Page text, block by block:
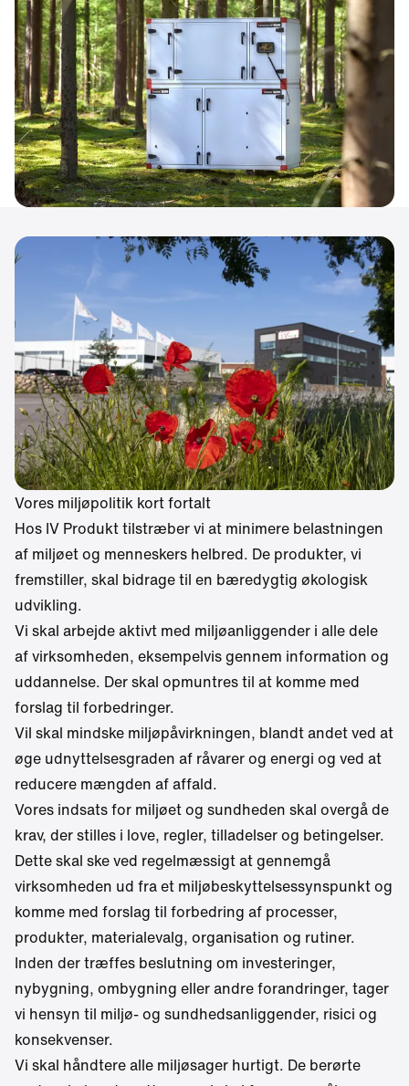
Vores miljøpolitik kort fortalt
Hos IV Produkt tilstræber vi at minimere belastningen
af miljøet og menneskers helbred. De produkter, vi
fremstiller, skal bidrage til en bæredygtig økologisk
udvikling.
Vi skal arbejde aktivt med miljøanliggender i alle dele
af virksomheden, eksempelvis gennem information og
uddannelse. Der skal opmuntres til at komme med
forslag til forbedringer.
Vil skal mindske miljøpåvirkningen, blandt andet ved at
øge udnyttelsesgraden af råvarer og energi og ved at
reducere mængden af affald.
Vores indsats for miljøet og sundheden skal overgå de
krav, der stilles i love, regler, tilladelser og betingelser.
Dette skal ske ved regelmæssigt at gennemgå
virksomheden ud fra et miljøbeskyttelsessynspunkt og
komme med forslag til forbedring af processer,
produkter, materialevalg, organisation og rutiner.
Inden der træffes beslutning om investeringer,
nybygning, ombygning eller andre forandringer, tager
vi hensyn til miljø- og sundhedsanliggender, risici og
konsekvenser.
Vi skal håndtere alle miljøsager hurtigt. De berørte